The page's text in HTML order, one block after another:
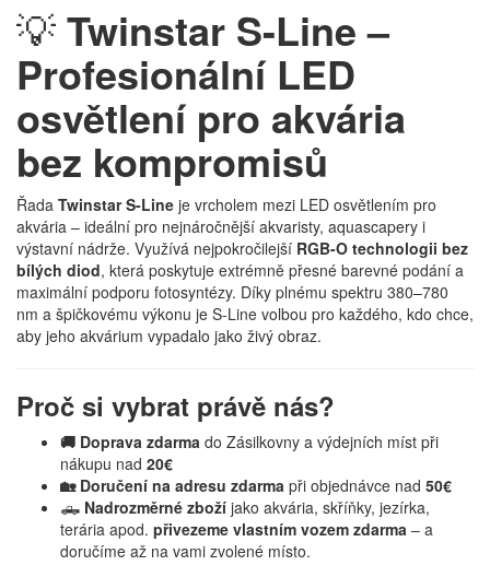
💡Twinstar S-Line –
Profesionální LED
osvětlení pro akvária
bez kompromisů
Řada Twinstar S-Line je vrcholem mezi LED osvětlením pro
akvária – ideální pro nejnáročnější akvaristy, aquascapery i
výstavní nádrže. Využívá nejpokročilejší RGB-O technologii bez
bílých diod, která poskytuje extrémně přesné barevné podání a
maximální podporu fotosyntézy. Díky plnému spektru 380–780
nm a špičkovému výkonu je S-Line volbou pro každého, kdo chce,
aby jeho akvárium vypadalo jako živý obraz.
Proč si vybrat právě nás?
🚚 Doprava zdarma do Zásilkovny a výdejních míst při
nákupu nad 20€
🏡 Doručení na adresu zdarma při objednávce nad 50€
🛻 Nadrozměrné zboží jako akvária, skříňky, jezírka,
terária apod. přivezeme vlastním vozem zdarma – a
doručíme až na vami zvolené místo.